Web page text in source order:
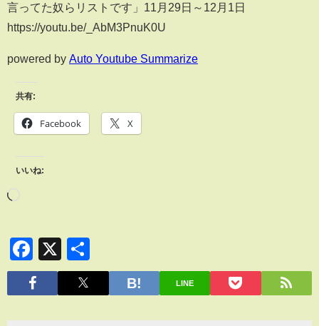
言ってた奴らリストです」11月29日～12月1日
https://youtu.be/_AbM3PnuK0U
powered by Auto Youtube Summarize
共有:
Facebook X
いいね:
Facebook
X
有
LINE